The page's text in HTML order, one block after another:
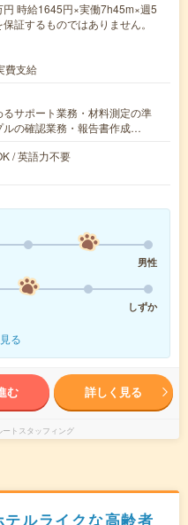
時給1645円×実働7h45m×週5
証するものではありません。
費支給
サポート業務・材料測定の準
ルの確認業務・報告書作成…
/ 英語力不要
男性
しずか
る
む 詳しく見る
トスタッフィング
ルライクな高齢者